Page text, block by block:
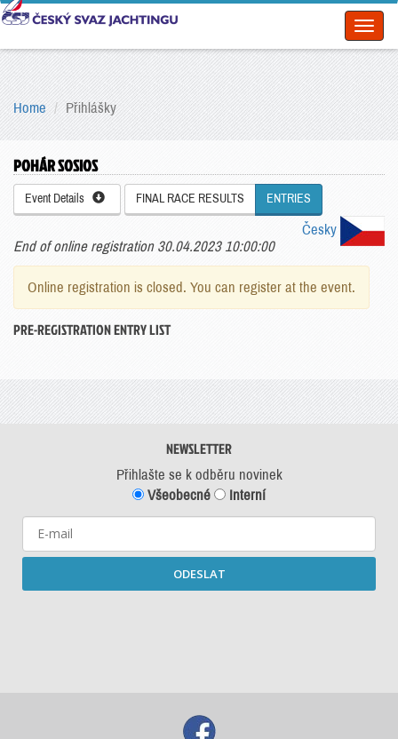
Home Přihlášky
POHÁR SOSIOS
Event Details FINAL RACE RESULTS ENTRIES
Česky
End of online registration 30.04.2023 10:00:00
Online registration is closed. You can register at the event.
PRE-REGISTRATION ENTRY LIST
NEWSLETTER
Přihlašte se k odběru novinek
Všeobecné
Interní
ODESLAT